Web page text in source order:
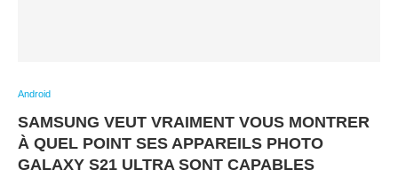
Android
SAMSUNG VEUT VRAIMENT VOUS MONTRER
À QUEL POINT SES APPAREILS PHOTO
GALAXY S21 ULTRA SONT CAPABLES